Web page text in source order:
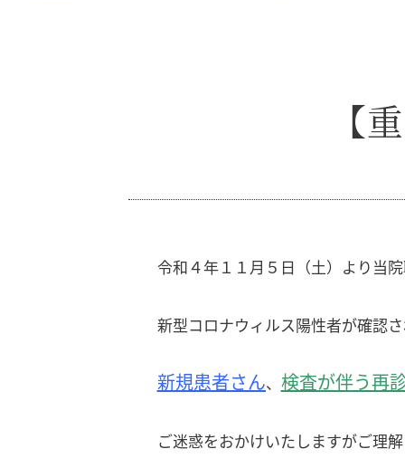
【
令和４年１１月５日（土）より当
新型コロナウィルス陽性者が確認
新規患者さん、 検査が伴う再
ご迷惑をおかけいたしますがご理